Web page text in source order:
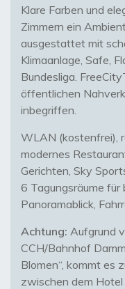
Klare Farben und
Zimmern ein
ausgestattet mit
Klimaanlage, Safe,
Bundesliga.
öffentlichen
inbegriffen.
WLAN (kostenfrei),
modernes
Gerichten, Sky
6 Tagungsräume
Panoramablick,
Achtung: Aufgrund
CCH/Bahnhof
Blomen“, kommt es
zwischen dem